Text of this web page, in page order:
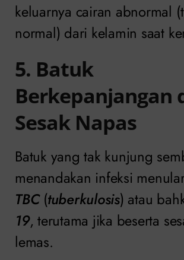
keluarnya cairan abnormal
normal) dari kelamin saat
5. Batuk
Berkepanjangan
Sesak Napas
Batuk yang tak kunjung
menandakan infeksi
TBC(tuberkulosis) atau
19, terutama jika beserta
lemas.